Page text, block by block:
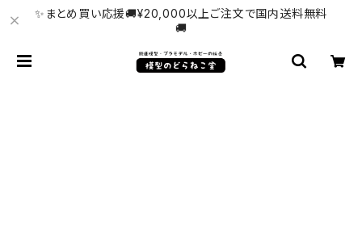
✨まとめ買い応援🚚¥20,000以上ご注文で国内送料無料
🚚